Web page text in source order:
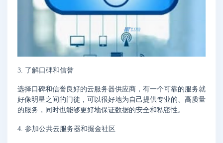
3. 了解口碑和信誉
选择口碑和信誉良好的云服务器供应商，有一个可靠的服务就
好像明星之间的门徒，可以很好地为自己提供专业的、高质量
的服务，同时也能够更好地保证数据的安全和私密性。
4. 参加公共云服务器和掘金社区